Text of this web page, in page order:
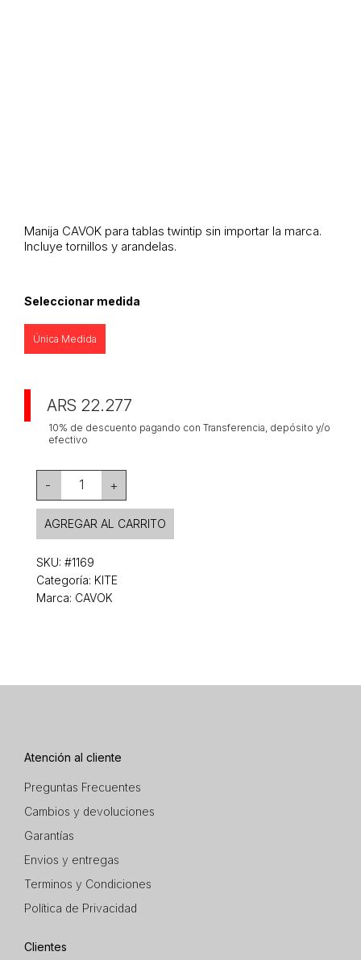
Manija CAVOK para tablas twintip sin importar la marca.
Incluye tornillos y arandelas.
Seleccionar medida
Única Medida
ARS 22.277
10% de descuento pagando con Transferencia, depósito y/o
efectivo
- 1 +
AGREGAR AL CARRITO
SKU: #1169
Categoría: KITE
Marca: CAVOK
Atención al cliente
Preguntas Frecuentes
Cambios y devoluciones
Garantías
Envios y entregas
Terminos y Condiciones
Política de Privacidad
Clientes